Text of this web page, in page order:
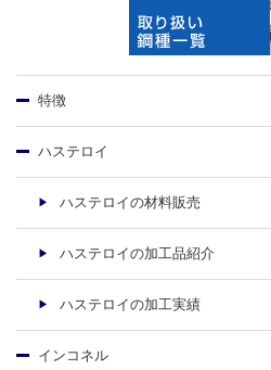
特徴
ハステロイ
ハステロイの材料販売
ハステロイの加工品紹介
ハステロイの加工実績
インコネル